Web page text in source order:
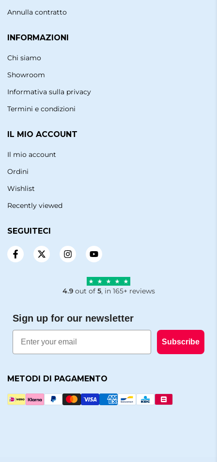
Annulla contratto
INFORMAZIONI
Chi siamo
Showroom
Informativa sulla privacy
Termini e condizioni
IL MIO ACCOUNT
Il mio account
Ordini
Wishlist
Recently viewed
SEGUITECI
4.9out of 5, in 165+ reviews
Sign up for our newsletter
Email
Subscribe
METODI DI PAGAMENTO